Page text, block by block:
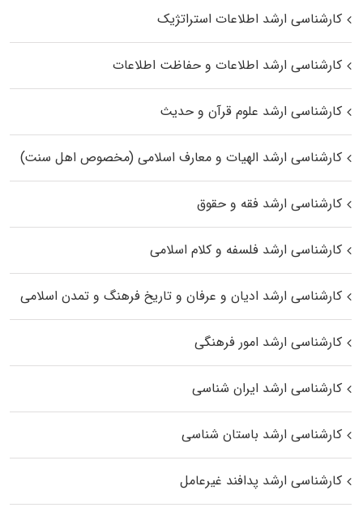
کارشناسی ارشد اطلاعات استراتژیک
کارشناسی ارشد اطلاعات و حفاظت اطلاعات
کارشناسی ارشد علوم قرآن و حدیث
کارشناسی ارشد الهیات و معارف اسلامی (مخصوص اهل سنت)
کارشناسی ارشد فقه و حقوق
کارشناسی ارشد فلسفه و کلام اسلامی
کارشناسی ارشد ادیان و عرفان و تاریخ فرهنگ و تمدن اسلامی
کارشناسی ارشد امور فرهنگی
کارشناسی ارشد ایران شناسی
کارشناسی ارشد باستان شناسی
کارشناسی ارشد پدافند غیرعامل